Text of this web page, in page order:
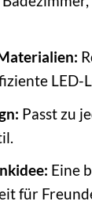
LED-
Passt zu
Eine
für